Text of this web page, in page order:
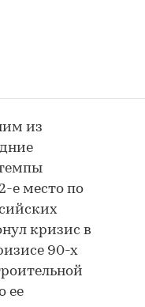
из
е место по
кризис в
90-х
ее